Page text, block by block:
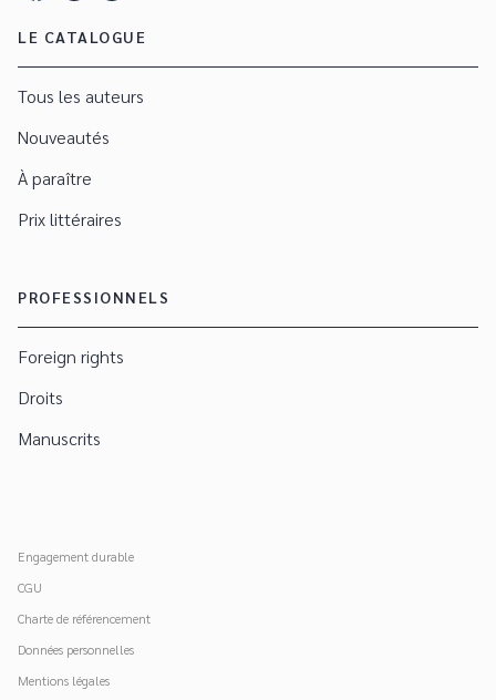
LE CATALOGUE
Tous les auteurs
Nouveautés
À paraître
Prix littéraires
PROFESSIONNELS
Foreign rights
Droits
Manuscrits
Engagement durable
CGU
Charte de référencement
Données personnelles
Mentions légales